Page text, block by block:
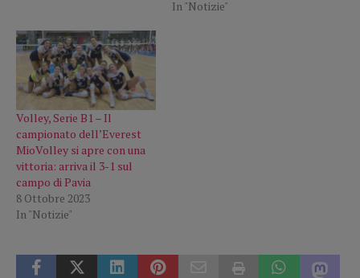
In "Notizie"
Volley, Serie B1 – Il
campionato dell’Everest
MioVolley si apre con una
vittoria: arriva il 3-1 sul
campo di Pavia
8 Ottobre 2023
In "Notizie"